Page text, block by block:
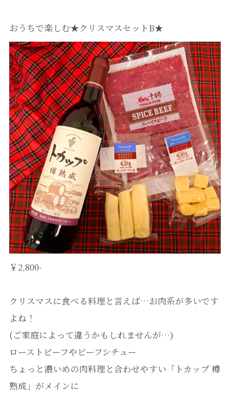
おうちで楽しむ★クリスマスセットB★
￥2,800-
クリスマスに食べる料理と言えば…お肉系が多いです
よね！
(ご家庭によって違うかもしれませんが…)
ローストビーフやビーフシチュー
ちょっと濃いめの肉料理と合わせやすい「トカップ 樽
熟成」がメインに